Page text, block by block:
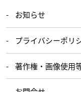
お知らせ
プライバシーポリ
著作権・画像使用